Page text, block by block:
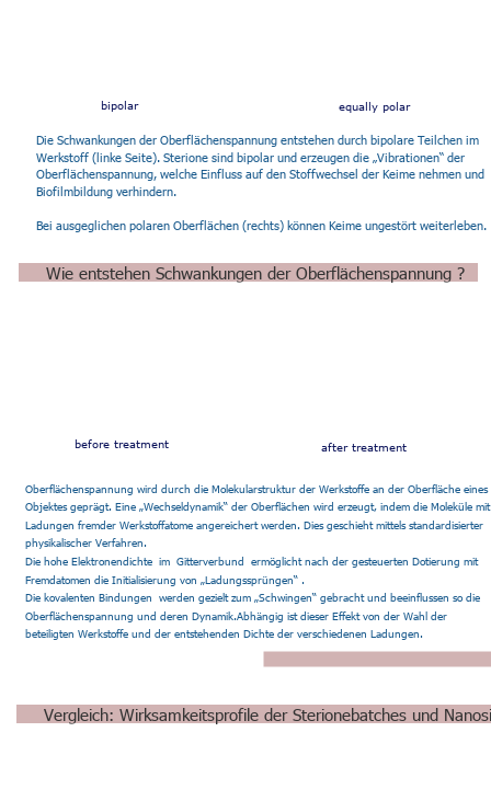
Die Schwankungen der Oberflächenspannung entstehen durch bipolare Teilchen im
Werkstoff (linke Seite). Sterione sind bipolar und erzeugen die „Vibrationen“ der
Oberflächenspannung, welche Einfluss auf den Stoffwechsel der Keime nehmen und
Biofilmbildung verhindern.
Bei ausgeglichen polaren Oberflächen (rechts) können Keime ungestört weiterleben.
bipolar equally polar
Wie entstehen Schwankungen der Oberflächenspannung ?
Oberflächenspannung wird durch die Molekularstruktur der Werkstoffe an der Oberfläche eines
Objektes geprägt. Eine „Wechseldynamik“ der Oberflächen wird erzeugt, indem die Moleküle
Ladungen fremder Werkstoffatome angereichert werden. Dies geschieht mittels standardisierter
physikalischer Verfahren.
Die hohe Elektronendichte  im  Gitterverbund  ermöglicht nach der gesteuerten Dotierung mit
Fremdatomen die Initialisierung von „Ladungssprüngen“ .
Die kovalenten Bindungen  werden gezielt zum „Schwingen“ gebracht und beeinflussen so die
Oberflächenspannung und deren Dynamik.Abhängig ist dieser Effekt von der Wahl der
beteiligten Werkstoffe und der entstehenden Dichte der verschiedenen Ladungen.
before treatment after treatment
Vergleich: Wirksamkeitsprofile der Sterionebatches und